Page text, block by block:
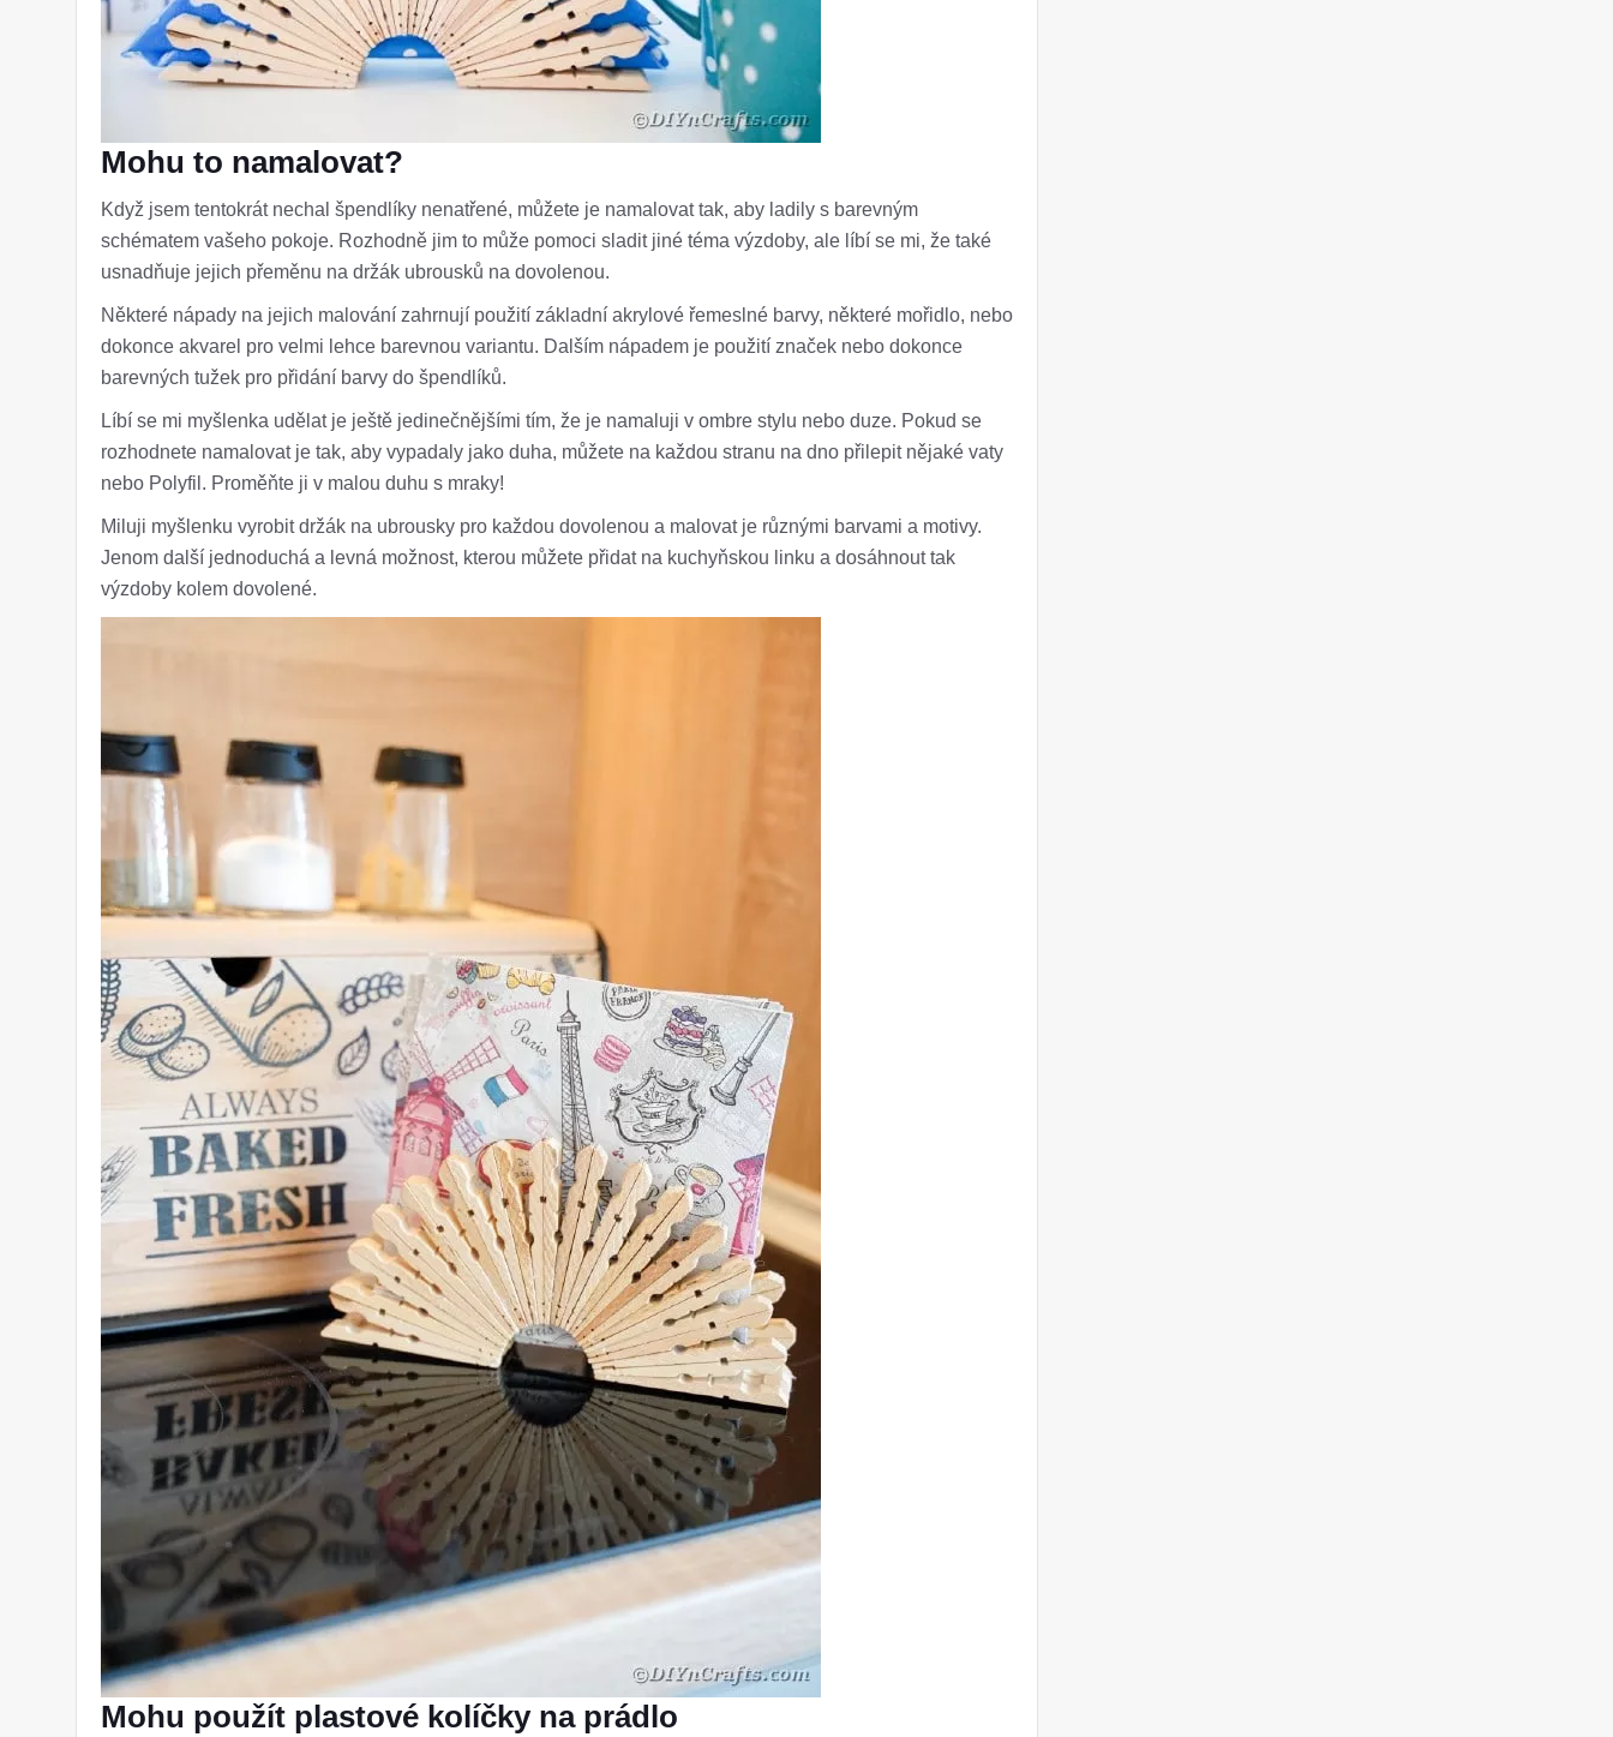
Mohu to namalovat?
Když jsem tentokrát nechal špendlíky nenatřené, můžete je namalovat tak, aby ladily s barevným
schématem vašeho pokoje. Rozhodně jim to může pomoci sladit jiné téma výzdoby, ale líbí se mi, že také
usnadňuje jejich přeměnu na držák ubrousků na dovolenou.
Některé nápady na jejich malování zahrnují použití základní akrylové řemeslné barvy, některé mořidlo, nebo
dokonce akvarel pro velmi lehce barevnou variantu. Dalším nápadem je použití značek nebo dokonce
barevných tužek pro přidání barvy do špendlíků.
Líbí se mi myšlenka udělat je ještě jedinečnějšími tím, že je namaluji v ombre stylu nebo duze. Pokud se
rozhodnete namalovat je tak, aby vypadaly jako duha, můžete na každou stranu na dno přilepit nějaké vaty
nebo Polyfil. Proměňte ji v malou duhu s mraky!
Miluji myšlenku vyrobit držák na ubrousky pro každou dovolenou a malovat je různými barvami a motivy.
Jenom další jednoduchá a levná možnost, kterou můžete přidat na kuchyňskou linku a dosáhnout tak
výzdoby kolem dovolené.
Mohu použít plastové kolíčky na prádlo